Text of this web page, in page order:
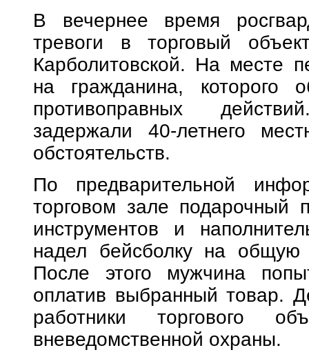
В вечернее время
тревоги в торговый
Карболитовской. На месте
на гражданина, которого
противоправных
задержали 40-летнего
обстоятельств.
По предварительной
торговом зале подарочный
инструментов и
надел бейсболку на
После этого мужчина
оплатив выбранный товар.
работники торгового
вневедомственной охраны.